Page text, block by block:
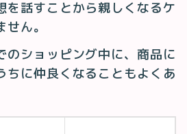
を話すことから親しくなるケ
ん。
のショッピング中に、商品に
ちに仲良くなることもよくあ